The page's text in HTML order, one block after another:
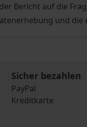
Bericht auf die
und
Sicher bezahlen
PayPal
Kreditkarte